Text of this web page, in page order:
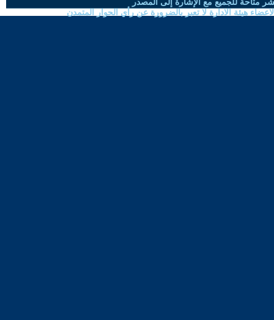
هيئة الادارة لا تعبر بالضرورة عن رأي الحوار المتمدن